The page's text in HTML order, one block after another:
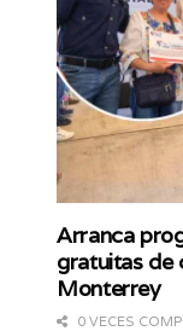
Arranca
gratuitas de
Monterrey
0 VECES